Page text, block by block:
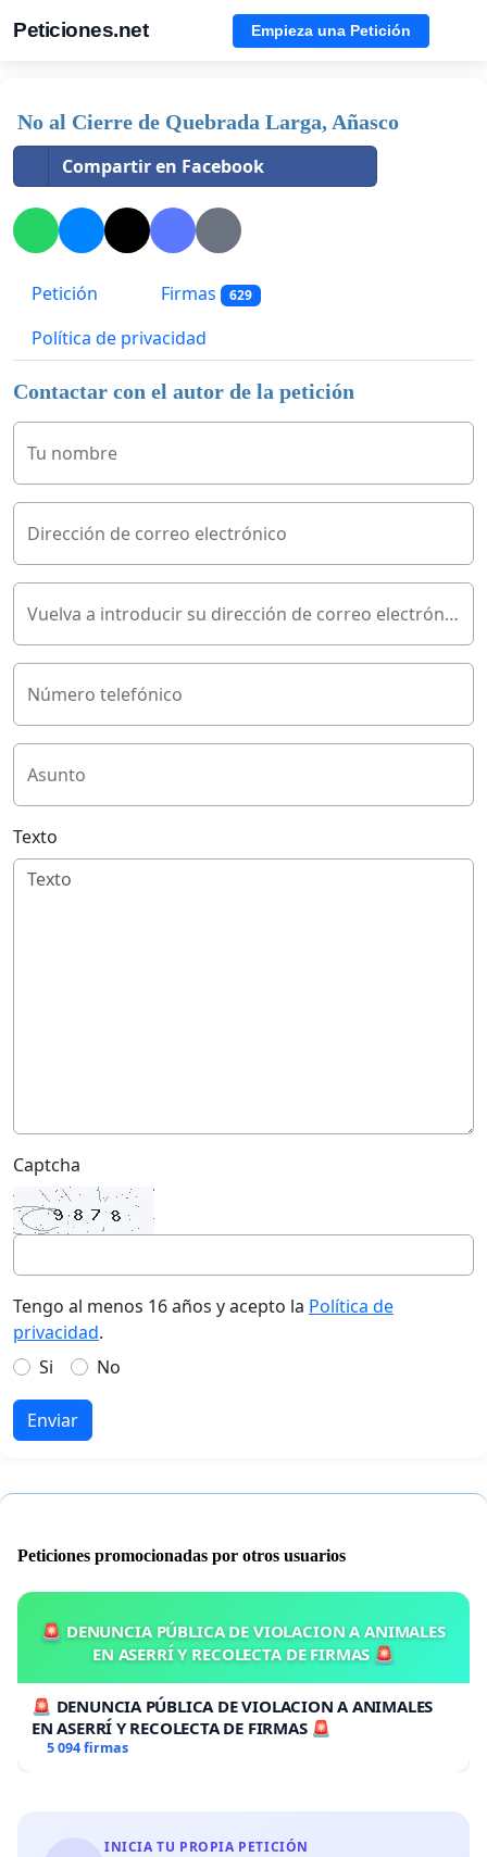
Peticiones.net Empieza una Petición
No al Cierre de Quebrada Larga, Añasco
Compartir en Facebook
Petición Firmas 629
Política de privacidad
Contactar con el autor de la petición
Tu nombre
Dirección de correo electrónico
Vuelva a introducir su dirección de correo electrónico
Número telefónico
Asunto
Texto
Captcha
Tengo al menos 16 años y acepto la Política de
privacidad.
Si
No
Enviar
Peticiones promocionadas por otros usuarios
🚨 DENUNCIA PÚBLICA DE VIOLACION A ANIMALES
EN ASERRÍ Y RECOLECTA DE FIRMAS 🚨
🚨 DENUNCIA PÚBLICA DE VIOLACION A ANIMALES
EN ASERRÍ Y RECOLECTA DE FIRMAS 🚨
5 094 firmas
INICIA TU PROPIA PETICIÓN